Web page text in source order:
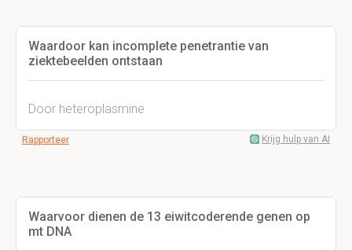
Waardoor kan incomplete penetrantie van
ziektebeelden ontstaan
Door heteroplasmine
Rapporteer Krijg hulp van AI
Waarvoor dienen de 13 eiwitcoderende genen op
mt DNA